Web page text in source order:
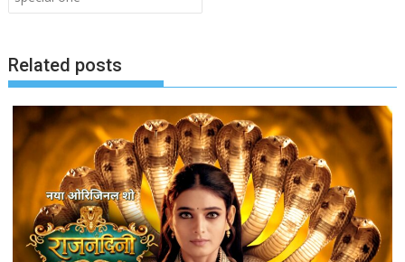
Related posts